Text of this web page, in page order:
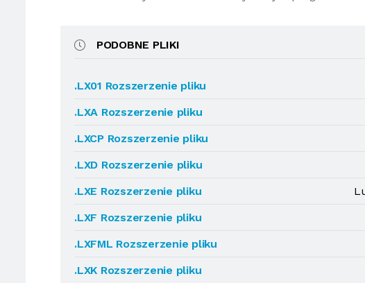
PODOBNE PLIKI
.LX01 Rozszerzenie pliku
.LXA Rozszerzenie pliku
.LXCP Rozszerzenie pliku
.LXD Rozszerzenie pliku
.LXE Rozszerzenie pliku
.LXF Rozszerzenie pliku
.LXFML Rozszerzenie pliku
.LXK Rozszerzenie pliku